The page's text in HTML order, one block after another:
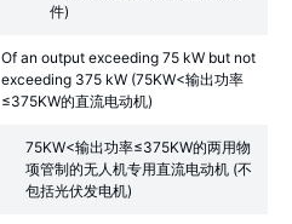
件)
Of an output exceeding 75 kW but not
exceeding 375 kW (75KW<输出功率
≤375KW的直流电动机)
75KW<输出功率≤375KW的两用物
项管制的无人机专用直流电动机 (不
包括光伏发电机)